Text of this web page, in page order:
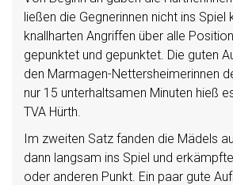
ließen die Gegnerinnen nicht ins
knallharten Angriffen über alle
gepunktet und gepunktet. Die guten
den Marmagen-Nettersheimerinnen
nur 15 unterhaltsamen Minuten hieß
TVA Hürth.
Im zweiten Satz fanden die Mädels
dann langsam ins Spiel und
oder anderen Punkt. Ein paar gute